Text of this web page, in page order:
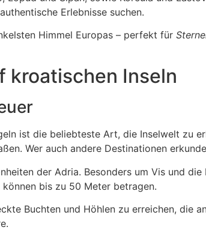
Erlebnisse suchen.
Himmel Europas – perfekt für
kroatischen Inseln
ist die beliebteste Art, die Inselwelt zu
Wer auch andere Destinationen
der Adria. Besonders um Vis und
bis zu 50 Meter betragen.
Buchten und Höhlen zu erreichen, die